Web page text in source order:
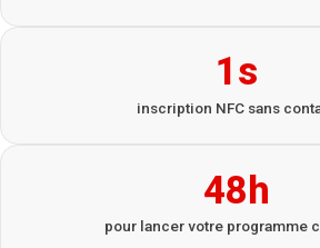
1s
inscription NFC sans
48h
pour lancer votre programme